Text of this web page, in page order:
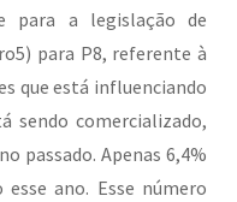
para a legislação de
para P8, referente à
que está influenciando
sendo comercializado,
passado. Apenas 6,4%
ano. Esse número